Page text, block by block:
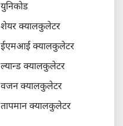
युनिकोड
शेयर क्यालकुलेटर
ईएमआई क्यालकुलेटर
ल्यान्ड क्यालकुलेटर
वजन क्यालकुलेटर
तापमान क्यालकुलेटर